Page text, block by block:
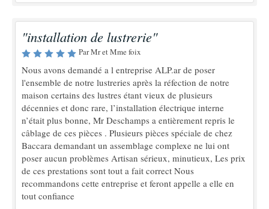
"installation de lustrerie"
Par Mr et Mme foix
Nous avons demandé a l entreprise ALP.ar de poser
l'ensemble de notre lustreries après la réfection de notre
maison certains des lustres étant vieux de plusieurs
décennies et donc rare, l’installation électrique interne
n’était plus bonne, Mr Deschamps a entièrement repris le
câblage de ces pièces . Plusieurs pièces spéciale de chez
Baccara demandant un assemblage complexe ne lui ont
poser aucun problèmes Artisan sérieux, minutieux, Les prix
de ces prestations sont tout a fait correct Nous
recommandons cette entreprise et feront appelle a elle en
tout confiance